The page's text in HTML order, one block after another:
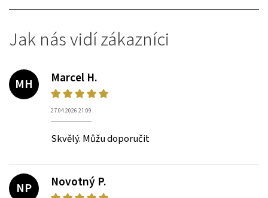
Jak nás vidí zákazníci
MH
Marcel H.
27.04.2026 21:09
Skvělý. Můžu doporučit
NP
Novotný P.